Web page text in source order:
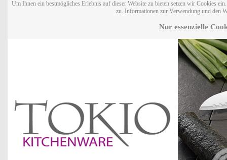
Um Ihnen ein bestmögliches Erlebnis auf dieser Website zu bieten setzen wir Cookies
zu. Informationen zur Verwendung und den
Nur essenzielle